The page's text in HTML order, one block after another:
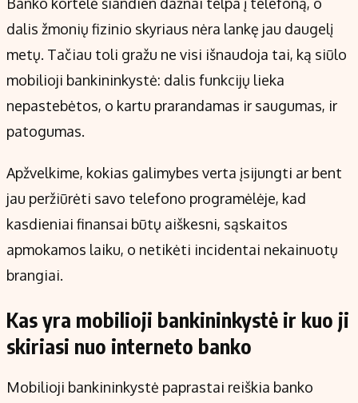
Kontaktai
Regionų naujienos
Indėlių palūkanos
dalis žmonių fizinio skyriaus nėra lankę jau daugelį
metų. Tačiau toli gražu ne visi išnaudoja tai, ką siūlo
mobilioji bankininkystė: dalis funkcijų lieka
nepastebėtos, o kartu prarandamas ir saugumas, ir
patogumas.
Apžvelkime, kokias galimybes verta įsijungti ar bent
jau peržiūrėti savo telefono programėlėje, kad
kasdieniai finansai būtų aiškesni, sąskaitos
apmokamos laiku, o netikėti incidentai nekainuotų
brangiai.
Kas yra mobilioji bankininkystė ir kuo ji
skiriasi nuo interneto banko
Mobilioji bankininkystė paprastai reiškia banko